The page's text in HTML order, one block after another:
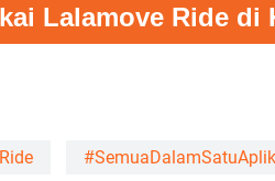
Lalamove Ride di